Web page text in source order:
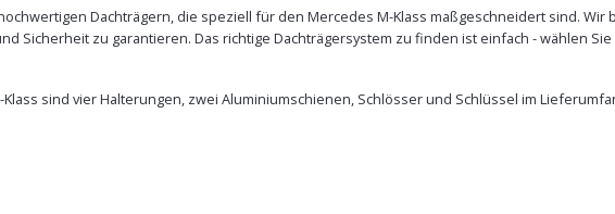
Dachträgern, die speziell für den Mercedes M-Klass maßgeschneidert sind.
Sicherheit zu garantieren. Das richtige Dachträgersystem zu finden ist einfach - wählen
Klass sind vier Halterungen, zwei Aluminiumschienen, Schlösser und Schlüssel im